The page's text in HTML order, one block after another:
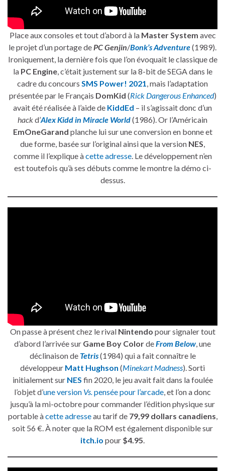
Place aux consoles et tout d’abord à la Master System avec
le projet d’un portage dePC Genjin/Bonk’s Adventure(1989).
Ironiquement, la dernière fois que l’on évoquait le classique de
la PC Engine, c’était justement sur la 8-bit de SEGA dans le
cadre du concours SMS Power! 2021, mais l’adaptation
présentée par le Français DomKid (Rick Dangerous Enhanced)
avait été réalisée à l’aide de KiddEd – il s’agissait donc d’un
hackd’Alex Kidd in Miracle World(1986). Or l’Américain
EmOneGarand planche lui sur une conversion en bonne et
due forme, basée sur l’original ainsi que la version NES,
comme il l’explique àcette adresse. Le développement n’en
est toutefois qu’à ses débuts comme le montre la démo ci-
dessus.
On passe à présent chez le rival Nintendo pour signaler tout
d’abord l’arrivée sur Game Boy ColordeFrom Below, une
déclinaison de Tetris(1984) qui a fait connaître le
développeur Matt Hughson (Minekart Madness). Sorti
initialement sur NES fin 2020, le jeu avait fait dans la foulée
l’objet d’une version Vs.pensée pour l’arcade, et l’on a donc
jusqu’à la mi-octobre pour commander l’édition physique sur
portable àcette adresseau tarif de 79,99 dollars canadiens,
soit 56 €. À noter que la ROM est également disponible sur
itch.io pour $4.95.